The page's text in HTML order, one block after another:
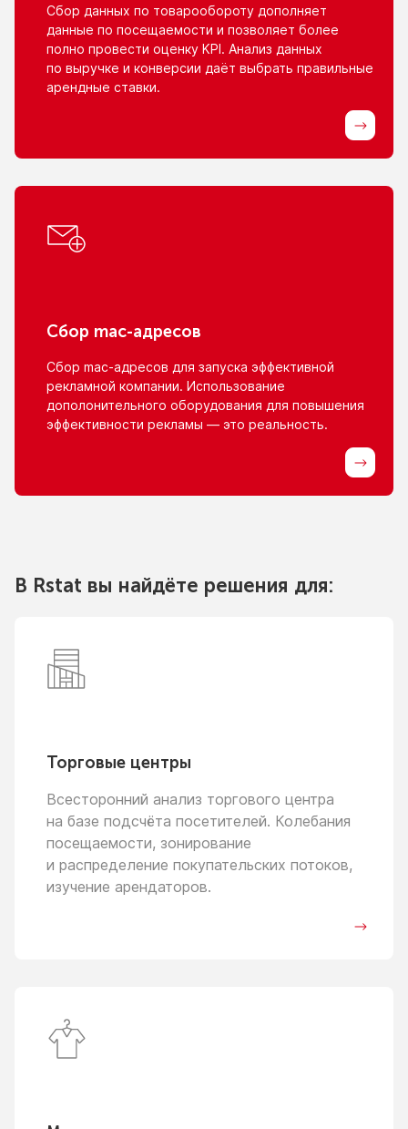
Сбор данных по товарообороту дополняет
данные по посещаемости и позволяет более
полно провести оценку KPI. Анализ данных
по выручке и конверсии даёт выбрать правильные
арендные ставки.
Сбор mac-адресов
Сбор mac-адресов для запуска эффективной
рекламной компании. Использование
дополонительного оборудования для повышения
эффективности рекламы — это реальность.
В Rstat вы найдёте решения для:
Торговые центры
Всесторонний анализ торгового центра
на базе подсчёта посетителей. Колебания
посещаемости, зонирование
и распределение покупательских потоков,
изучение арендаторов.